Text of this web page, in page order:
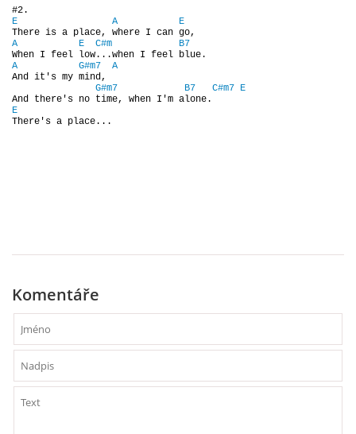
NAHRÁVACÍ FREKVENCE
NAHRÁVKY PODLE KÓDU
JOHN LENNON - SINGLY
PAUL MCCARTNEY - SINGLY
PAUL MCCARTNEY - SINGLY II
PAUL MCCARTNEY - SINGLY III
PAUL MCCARTNEY - ALBA
E
A
E
A
E C#m
B7
A
G#m7
A
And it's my mind,
G#m7
B7 C#m7 E
E
There's a place...
Komentáře